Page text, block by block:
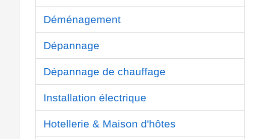
Déménagement
Dépannage
Dépannage de chauffage
Installation électrique
Hotellerie & Maison d'hôtes